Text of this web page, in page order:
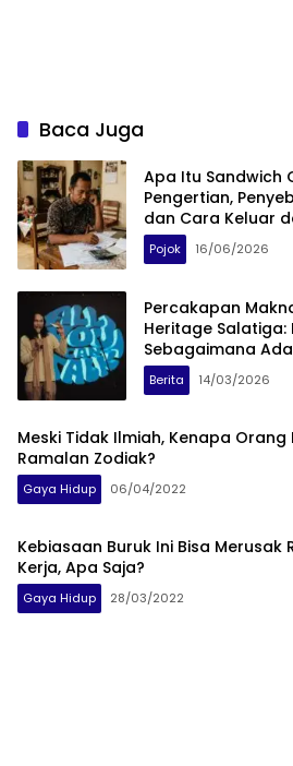
Baca Juga
Apa Itu Sandwich
Pengertian,
dan Cara Keluar
Pojok 16/06/2026
Percakapan
Heritage Salatiga:
Sebagaimana
Berita 14/03/2026
Meski Tidak Ilmiah, Kenapa Orang
Ramalan Zodiak?
Gaya Hidup 06/04/2022
Kebiasaan Buruk Ini Bisa Merusak
Kerja, Apa Saja?
Gaya Hidup 28/03/2022